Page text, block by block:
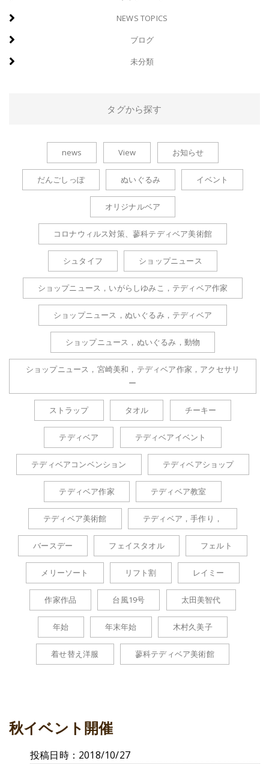
NEWS TOPICS
ブログ
未分類
タグから探す
news View お知らせ
だんごしっぽ ぬいぐるみ イベント
オリジナルベア
コロナウィルス対策、蓼科テディベア美術館
シュタイフ ショップニュース
ショップニュース，いがらしゆみこ，テディベア作家
ショップニュース，ぬいぐるみ，テディベア
ショップニュース，ぬいぐるみ，動物
ショップニュース，宮崎美和，テディベア作家，アクセサリ
ー
ストラップ タオル チーキー
テディベア テディベアイベント
テディベアコンベンション テディベアショップ
テディベア作家 テディベア教室
テディベア美術館 テディベア，手作り，
バースデー フェイスタオル フェルト
メリーソート リフト割 レイミー
作家作品 台風19号 太田美智代
年始 年末年始 木村久美子
着せ替え洋服 蓼科テディベア美術館
秋イベント開催
投稿日時：2018/10/27